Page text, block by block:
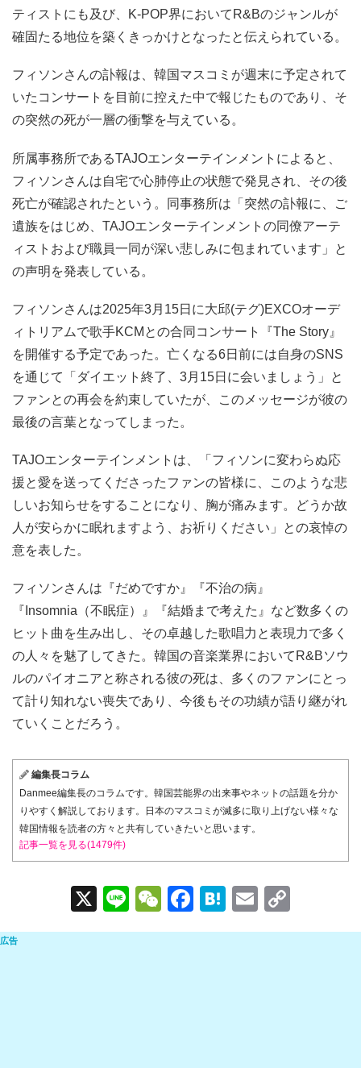
ティストにも及び、K-POP界においてR&Bのジャンルが
確固たる地位を築くきっかけとなったと伝えられている。
フィソンさんの訃報は、韓国マスコミが週末に予定されて
いたコンサートを目前に控えた中で報じたものであり、そ
の突然の死が一層の衝撃を与えている。
所属事務所であるTAJOエンターテインメントによると、
フィソンさんは自宅で心肺停止の状態で発見され、その後
死亡が確認されたという。同事務所は「突然の訃報に、ご
遺族をはじめ、TAJOエンターテインメントの同僚アーテ
ィストおよび職員一同が深い悲しみに包まれています」と
の声明を発表している。
フィソンさんは2025年3月15日に大邱(テグ)EXCOオーデ
ィトリアムで歌手KCMとの合同コンサート『The Story』
を開催する予定であった。亡くなる6日前には自身のSNS
を通じて「ダイエット終了、3月15日に会いましょう」と
ファンとの再会を約束していたが、このメッセージが彼の
最後の言葉となってしまった。
TAJOエンターテインメントは、「フィソンに変わらぬ応
援と愛を送ってくださったファンの皆様に、このような悲
しいお知らせをすることになり、胸が痛みます。どうか故
人が安らかに眠れますよう、お祈りください」との哀悼の
意を表した。
フィソンさんは『だめですか』『不治の病』
『Insomnia（不眠症）』『結婚まで考えた』など数多くの
ヒット曲を生み出し、その卓越した歌唱力と表現力で多く
の人々を魅了してきた。韓国の音楽業界においてR&Bソウ
ルのパイオニアと称される彼の死は、多くのファンにとっ
て計り知れない喪失であり、今後もその功績が語り継がれ
ていくことだろう。
編集長コラム
Danmee編集長のコラムです。韓国芸能界の出来事やネットの話題を分か
りやすく解説しております。日本のマスコミが滅多に取り上げない様々な
韓国情報を読者の方々と共有していきたいと思います。
記事一覧を見る(1479件)
X
Li
n
W
e
F
a
H
at
E
m o